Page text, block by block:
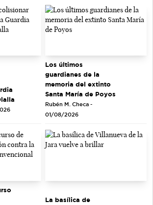
Los últimos
guardianes de la
memoria del extinto
Santa María de Poyos
Rubén M. Checa -
01/08/2026
La basílica de